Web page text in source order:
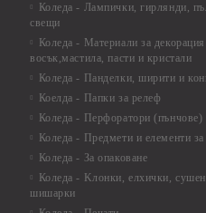
Коледа - Лампички, гирлянди,
свещи
Коледа - Материали за
восък,мастила, пасти и кристали
Коледа - Панделки, ширити и
Коелда - Папки за релеф
Коледа - Перфоратори (пънчове)
Коледа - Предмети и елементи за
Коледа - За опаковане
Коледа - Kлонки, елхички,
шишарки